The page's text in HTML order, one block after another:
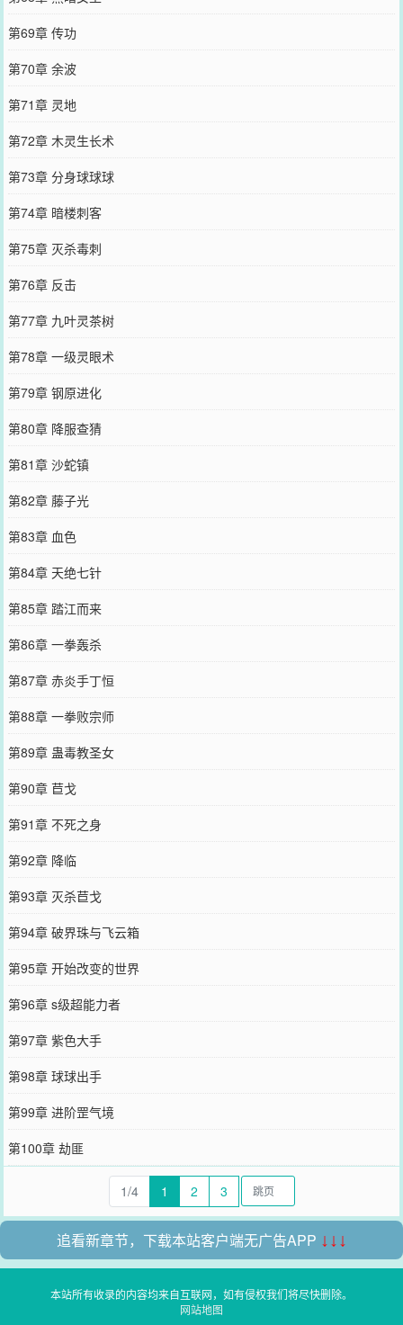
第69章 传功
第70章 余波
第71章 灵地
第72章 木灵生长术
第73章 分身球球球
第74章 暗楼刺客
第75章 灭杀毒刺
第76章 反击
第77章 九叶灵茶树
第78章 一级灵眼术
第79章 钢原进化
第80章 降服查猜
第81章 沙蛇镇
第82章 藤子光
第83章 血色
第84章 天绝七针
第85章 踏江而来
第86章 一拳轰杀
第87章 赤炎手丁恒
第88章 一拳败宗师
第89章 蛊毒教圣女
第90章 苣戈
第91章 不死之身
第92章 降临
第93章 灭杀苣戈
第94章 破界珠与飞云箱
第95章 开始改变的世界
第96章 s级超能力者
第97章 紫色大手
第98章 球球出手
第99章 进阶罡气境
第100章 劫匪
1/4 1 2 3
追看新章节，下载本站客户端无广告APP ↓↓↓
本站所有收录的内容均来自互联网，如有侵权我们将尽快删除。
网站地图